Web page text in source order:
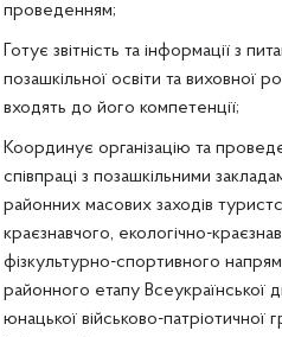
проведенням;
Готує звітність та інформації з
позашкільної освіти та виховної
входять до його компетенції;
Координує організацію та
співпраці з позашкільними
районних масових заходів
краєзнавчого, екологічно-
фізкультурно-спортивного
районного етапу Всеукраїнської
юнацької військово-патріотичної